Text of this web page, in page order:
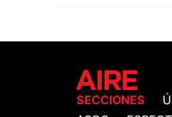
SECCIONES